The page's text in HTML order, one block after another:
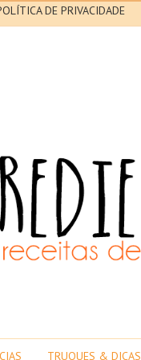
DE PRIVACIDADE
TRUQUES & DICAS